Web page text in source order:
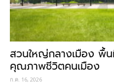
สวนใหญ่กลางเมือง พื้น
คุณภาพชีวิตคนเมือง
ก.ค. 16, 2026